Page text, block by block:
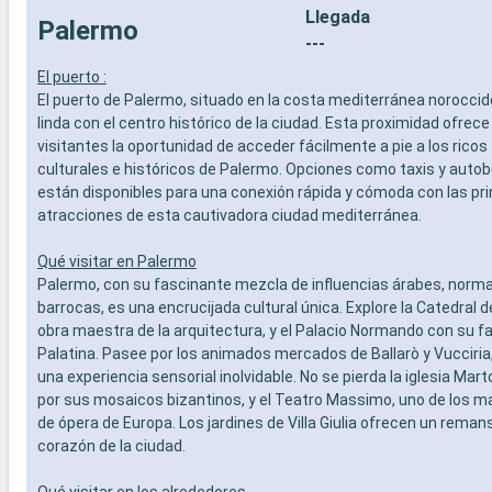
- Actividades recreativas para niños
SERVICIOS
OTROS PRIVILEGIOS
- Puntos MSC Voyagers Club
prepago
teatro al
- Área de
-
-
-
-
SERVICIOS
-
OTROS
- Puntos
Palermo
Llegada
---
El puerto :
El puerto de Palermo, situado en la costa mediterránea
linda con el centro histórico de la ciudad. Esta proximidad ofrece
visitantes la oportunidad de acceder fácilmente a pie a los
culturales e históricos de Palermo. Opciones como taxis y
están disponibles para una conexión rápida y cómoda con las
atracciones de esta cautivadora ciudad mediterránea.
Qué visitar en Palermo
Palermo, con su fascinante mezcla de influencias árabes,
barrocas, es una encrucijada cultural única. Explore la Catedral
obra maestra de la arquitectura, y el Palacio Normando con su
Palatina. Pasee por los animados mercados de Ballarò y
una experiencia sensorial inolvidable. No se pierda la iglesia
por sus mosaicos bizantinos, y el Teatro Massimo, uno de los
de ópera de Europa. Los jardines de Villa Giulia ofrecen un
corazón de la ciudad.